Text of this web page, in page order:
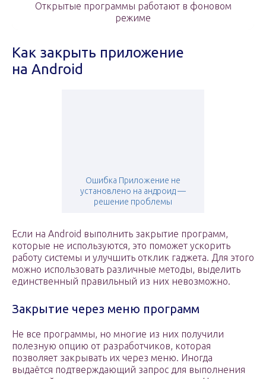
Открытые программы работают в фоновом
режиме
Как закрыть приложение
на Android
Ошибка Приложение не
установлено на андроид —
решение проблемы
Если на Android выполнить закрытие программ,
которые не используются, это поможет ускорить
работу системы и улучшить отклик гаджета. Для этого
можно использовать различные методы, выделить
единственный правильный из них невозможно.
Закрытие через меню программ
Не все программы, но многие из них получили
полезную опцию от разработчиков, которая
позволяет закрывать их через меню. Иногда
выдаётся подтверждающий запрос для выполнения